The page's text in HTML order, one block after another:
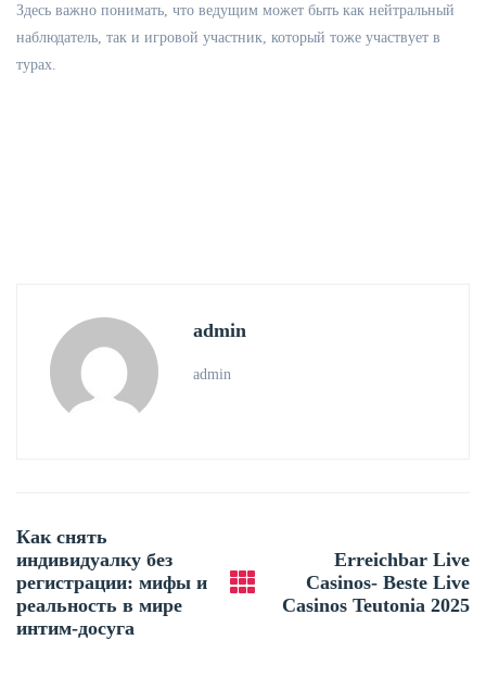
Здесь важно понимать, что ведущим может быть как нейтральный
наблюдатель, так и игровой участник, который тоже участвует в
турах.
admin
admin
navigation
Как снять
индивидуалку без
регистрации: мифы и
реальность в мире
интим-досуга
Erreichbar Live
Casinos- Beste Live
Casinos Teutonia 2025